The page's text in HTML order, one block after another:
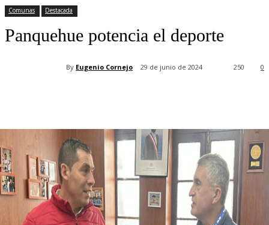
Comunas Destacada
Panquehue potencia el deporte
By Eugenio Cornejo 29 de junio de 2024 0
250